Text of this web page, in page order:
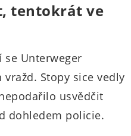
tentokrát ve
se Unterweger
Stopy sice vedly
usvědčit
dohledem policie.